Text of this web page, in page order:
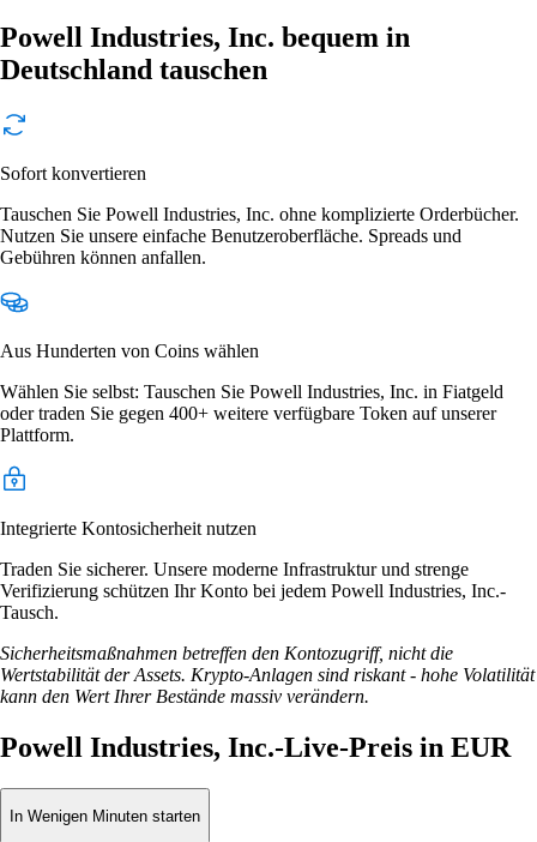
Powell Industries, Inc. bequem in
Deutschland tauschen
Sofort konvertieren
Tauschen Sie Powell Industries, Inc. ohne komplizierte Orderbücher.
Nutzen Sie unsere einfache Benutzeroberfläche. Spreads und
Gebühren können anfallen.
Aus Hunderten von Coins wählen
Wählen Sie selbst: Tauschen Sie Powell Industries, Inc. in Fiatgeld
oder traden Sie gegen 400+ weitere verfügbare Token auf unserer
Plattform.
Integrierte Kontosicherheit nutzen
Traden Sie sicherer. Unsere moderne Infrastruktur und strenge
Verifizierung schützen Ihr Konto bei jedem Powell Industries, Inc.-
Tausch.
Sicherheitsmaßnahmen betreffen den Kontozugriff, nicht die
Wertstabilität der Assets. Krypto-Anlagen sind riskant - hohe Volatilität
kann den Wert Ihrer Bestände massiv verändern.
Powell Industries, Inc.-Live-Preis in EUR
In Wenigen Minuten starten